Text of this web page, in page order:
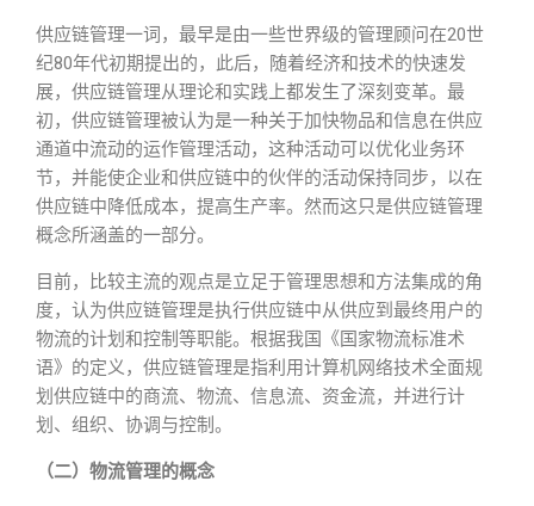
供应链管理一词，最早是由一些世界级的管理顾问在20世
纪80年代初期提出的，此后，随着经济和技术的快速发
展，供应链管理从理论和实践上都发生了深刻变革。最
初，供应链管理被认为是一种关于加快物品和信息在供应
通道中流动的运作管理活动，这种活动可以优化业务环
节，并能使企业和供应链中的伙伴的活动保持同步，以在
供应链中降低成本，提高生产率。然而这只是供应链管理
概念所涵盖的一部分。
目前，比较主流的观点是立足于管理思想和方法集成的角
度，认为供应链管理是执行供应链中从供应到最终用户的
物流的计划和控制等职能。根据我国《国家物流标准术
语》的定义，供应链管理是指利用计算机网络技术全面规
划供应链中的商流、物流、信息流、资金流，并进行计
划、组织、协调与控制。
（二）物流管理的概念